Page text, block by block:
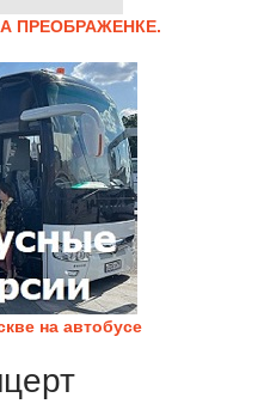
ПРЕОБРАЖЕНКЕ.
на автобусе